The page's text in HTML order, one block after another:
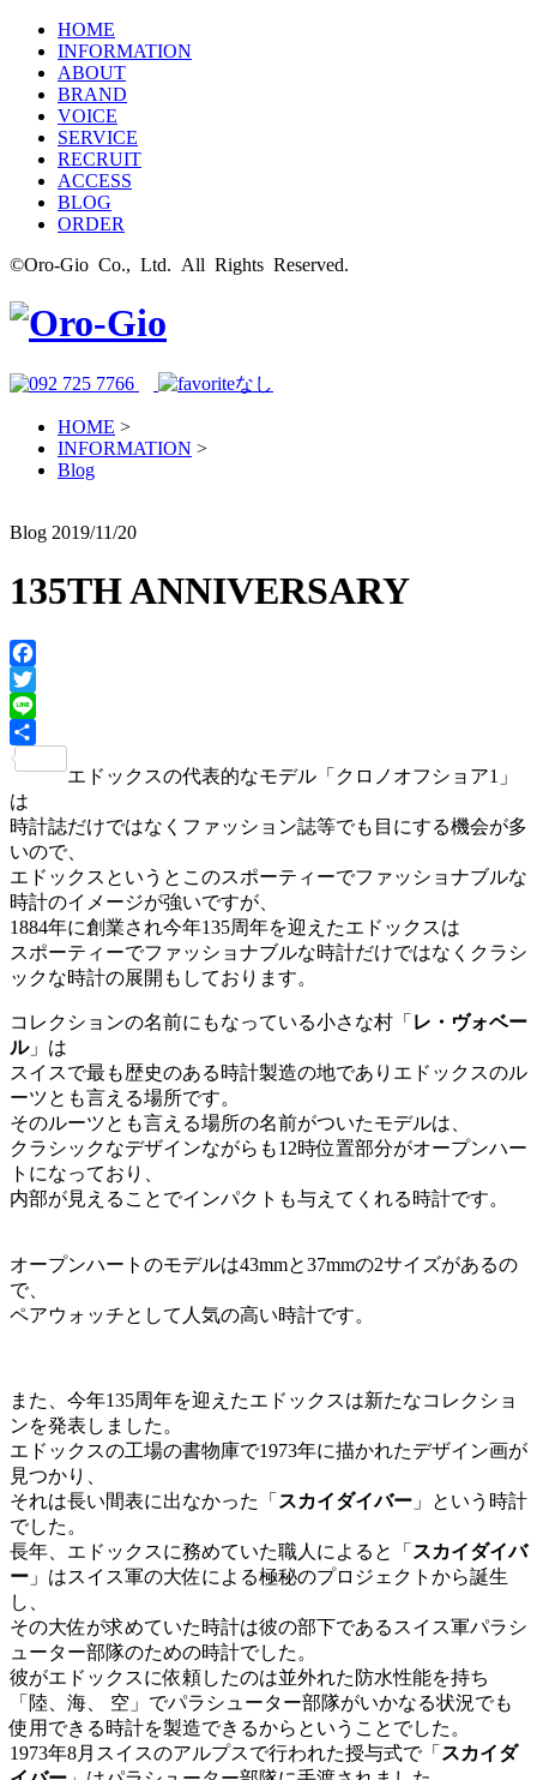
HOME
INFORMATION
ABOUT
BRAND
VOICE
SERVICE
RECRUIT
ACCESS
BLOG
ORDER
©Oro-Gio Co., Ltd. All Rights Reserved.
HOME >
INFORMATION >
Blog
Blog 2019/11/20
135TH ANNIVERSARY
Facebook
Twitter
Line
有
エドックスの代表的なモデル「クロノオフショア1」
は
時計誌だけではなくファッション誌等でも目にする機会が多
いので、
エドックスというとこのスポーティーでファッショナブルな
時計のイメージが強いですが、
1884年に創業され今年135周年を迎えたエドックスは
スポーティーでファッショナブルな時計だけではなくクラシ
ックな時計の展開もしております。
コレクションの名前にもなっている小さな村「 レ・ヴォベー
ル」は
スイスで最も歴史のある時計製造の地でありエドックスのル
ーツとも言える場所です。
そのルーツとも言える場所の名前がついたモデルは、
クラシックなデザインながらも12時位置部分がオープンハー
トになっており、
内部が見えることでインパクトも与えてくれる時計です。
オープンハートのモデルは43mmと37mmの2サイズがあるの
で、
ペアウォッチとして人気の高い時計です。
また、今年135周年を迎えたエドックスは新たなコレクショ
ンを発表しました。
エドックスの工場の書物庫で1973年に描かれたデザイン画が
見つかり、
それは長い間表に出なかった「 スカイダイバー 」という時計
でした。
長年、エドックスに務めていた職人によると「 スカイダイバ
ー 」はスイス軍の大佐による極秘のプロジェクトから誕生
し、
その大佐が求めていた時計は彼の部下であるスイス軍パラシ
ューター部隊のための時計でした。
彼がエドックスに依頼したのは並外れた防水性能を持ち
「陸、海、 空」でパラシューター部隊がいかなる状況でも
使用できる時計を製造できるからということでした。
1973年8月スイスのアルプスで行われた授与式で「 スカイダ